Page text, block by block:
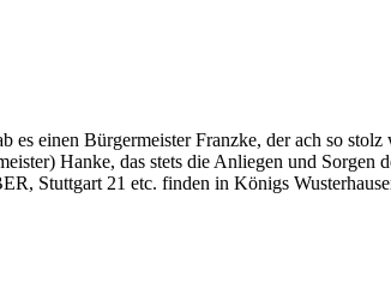
einen Bürgermeister Franzke, der ach so stolz
Hanke, das stets die Anliegen und Sorgen
Stuttgart 21 etc. finden in Königs